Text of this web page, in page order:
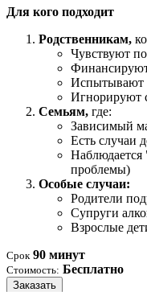
Для кого подходит
Родственникам,
Чувствуют
Финансируют
Испытывают
Игнорируют
Семьям, где:
Зависимый
Есть случаи
Наблюдается
проблемы)
Особые случаи:
Родители
Супруги
Взрослые
Срок 90 минут
Стоимость: Бесплатно
Заказать